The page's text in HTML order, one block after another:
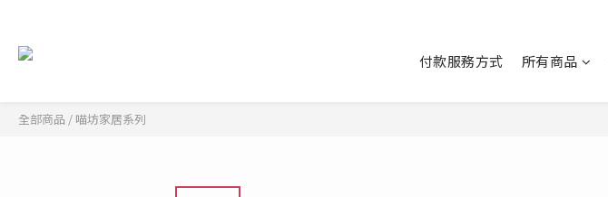
付款服務方式 所有商品
全部商品 / 喵坊家居系列